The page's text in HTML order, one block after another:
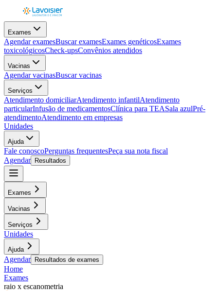
Exames
Agendar examesBuscar examesExames genéticosExames
toxicológicosCheck-upsConvênios atendidos
Vacinas
Agendar vacinasBuscar vacinas
Serviços
Atendimento domiciliarAtendimento infantilAtendimento
particularInfusão de medicamentosClínica para TEASala azulPré-
atendimentoAtendimento em empresas
Unidades
Ajuda
Fale conoscoPerguntas frequentesPeça sua nota fiscal
Agendar
Resultados
Exames
Vacinas
Serviços
Unidades
Ajuda
Agendar Resultados de exames
Home
Exames
raio x escanometria